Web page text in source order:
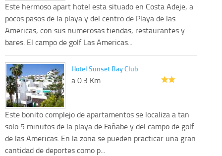
Este hermoso apart hotel esta situado en Costa Adeje, a
pocos pasos de la playa y del centro de Playa de las
Americas, con sus numerosas tiendas, restaurantes y
bares. El campo de golf Las Americas...
Hotel Sunset Bay Club
a 0.3 Km
Este bonito complejo de apartamentos se localiza a tan
solo 5 minutos de la playa de Fañabe y del campo de golf
de las Americas. En la zona se pueden practicar una gran
cantidad de deportes como p...